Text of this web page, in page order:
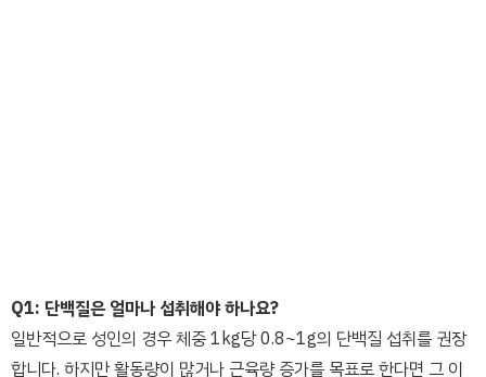
Q1: 단백질은 얼마나 섭취해야 하나요?
일반적으로 성인의 경우 체중 1kg당 0.8~1g의 단백질 섭취를 권장
합니다. 하지만 활동량이 많거나 근육량 증가를 목표로 한다면 그 이